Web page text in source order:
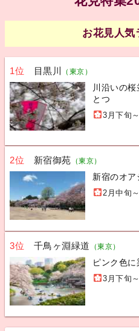
お花見人気
1位 目黒川 （東京）
川沿いの
とつ
3月下旬
2位 新宿御苑 （東京）
新宿のオア
2月中旬
3位 千鳥ヶ淵緑道 （東京）
ピンク色
3月下旬